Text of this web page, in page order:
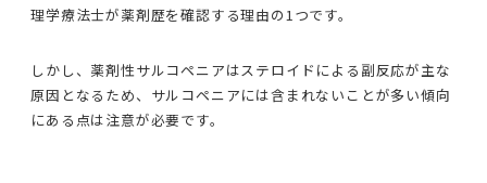
理学療法士が薬剤歴を確認する理由の1つです。
しかし、薬剤性サルコペニアはステロイドによる副反応が主な
原因となるため、サルコペニアには含まれないことが多い傾向
にある点は注意が必要です。